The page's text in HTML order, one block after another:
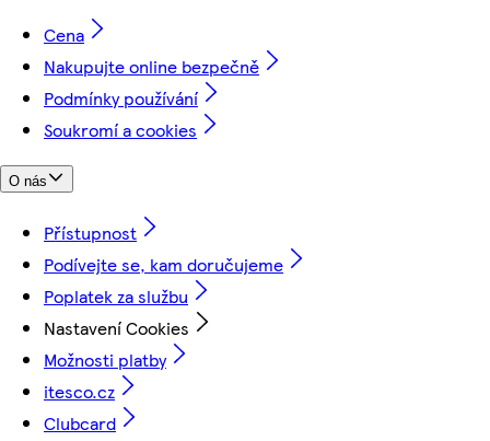
Cena
Nakupujte online bezpečně
Podmínky používání
Soukromí a cookies
O nás
Přístupnost
Podívejte se, kam doručujeme
Poplatek za službu
Nastavení Cookies
Možnosti platby
itesco.cz
Clubcard